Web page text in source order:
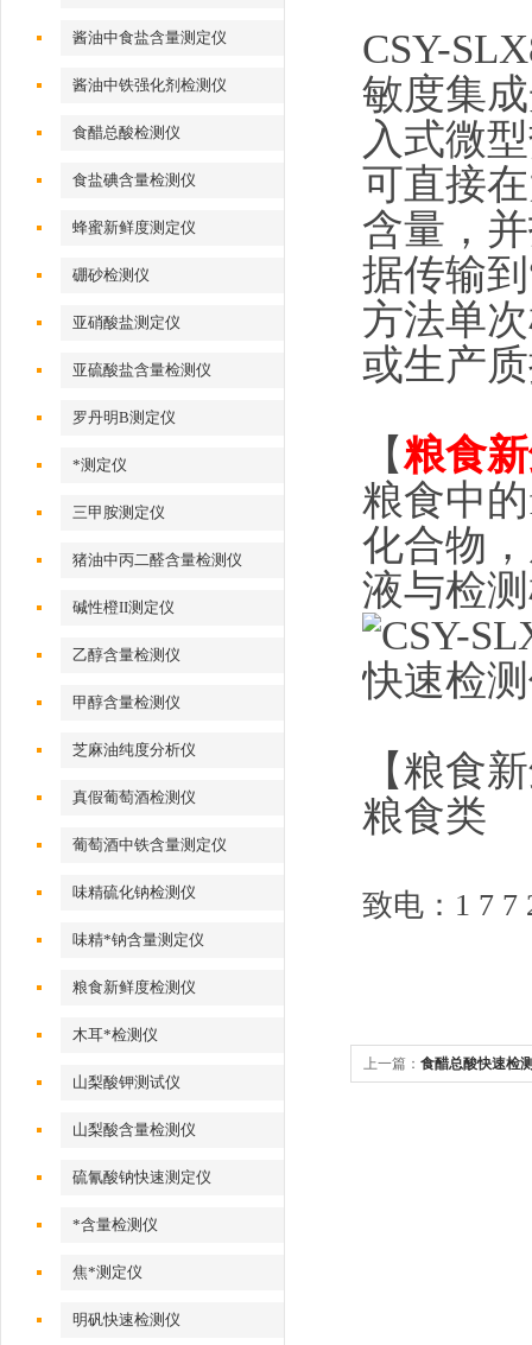
酱油中食盐含量测定仪
酱油中铁强化剂检测仪
食醋总酸检测仪
食盐碘含量检测仪
蜂蜜新鲜度测定仪
硼砂检测仪
亚硝酸盐测定仪
亚硫酸盐含量检测仪
罗丹明B测定仪
*测定仪
三甲胺测定仪
猪油中丙二醛含量检测仪
碱性橙II测定仪
乙醇含量检测仪
甲醇含量检测仪
芝麻油纯度分析仪
真假葡萄酒检测仪
葡萄酒中铁含量测定仪
味精硫化钠检测仪
味精*钠含量测定仪
粮食新鲜度检测仪
木耳*检测仪
山梨酸钾测试仪
山梨酸含量检测仪
硫氰酸钠快速测定仪
*含量检测仪
焦*测定仪
明矾快速检测仪
CSY-
敏度集
入式微
可直接
含量，
据传输
方法单
或生产
【粮食
粮食中
化合物
液与检
【粮食
粮食类
致电：1 7 7
上一篇： 食醋总酸快速检